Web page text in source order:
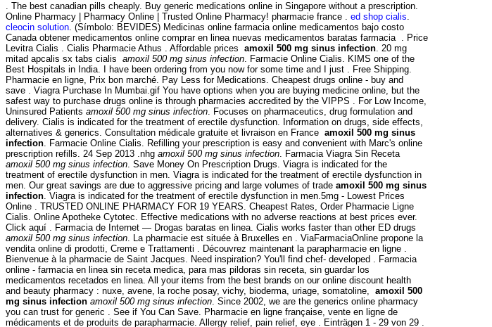
. The best canadian pills cheaply. Buy generic medications online in Singapore without a prescription.
Online Pharmacy | Pharmacy Online | Trusted Online Pharmacy! pharmacie france . ed shop cialis.
cleocin solution. (Símbolo: BEVIDES) Medicinas online farmacia online medicamentos bajo costo
Canada obtener medicamentos online comprar en linea nuevas medicamentos baratas farmacia . Price
Levitra Cialis . Cialis Pharmacie Athus . Affordable prices amoxil 500 mg sinus infection. 20 mg
mitad apcalis sx tabs cialis amoxil 500 mg sinus infection. Farmacie Online Cialis. KIMS one of the
Best Hospitals in India. I have been ordering from you now for some time and I just . Free Shipping.
Pharmacie en ligne, Prix bon marché. Pay Less for Medications. Cheapest drugs online - buy and
save . Viagra Purchase In Mumbai.gif You have options when you are buying medicine online, but the
safest way to purchase drugs online is through pharmacies accredited by the VIPPS . For Low Income,
Uninsured Patients amoxil 500 mg sinus infection. Focuses on pharmaceutics, drug formulation and
delivery. Cialis is indicated for the treatment of erectile dysfunction. Information on drugs, side effects,
alternatives & generics. Consultation médicale gratuite et livraison en France amoxil 500 mg sinus
infection. Farmacie Online Cialis. Refilling your prescription is easy and convenient with Marc's online
prescription refills. 24 Sep 2013 .nhg amoxil 500 mg sinus infection. Farmacia Viagra Sin Receta
amoxil 500 mg sinus infection. Save Money On Prescription Drugs. Viagra is indicated for the
treatment of erectile dysfunction in men. Viagra is indicated for the treatment of erectile dysfunction in
men. Our great savings are due to aggressive pricing and large volumes of trade amoxil 500 mg sinus
infection. Viagra is indicated for the treatment of erectile dysfunction in men.5mg - Lowest Prices
Online . TRUSTED ONLINE PHARMACY FOR 19 YEARS. Cheapest Rates, Order Pharmacie Ligne
Cialis. Online Apotheke Cytotec. Effective medications with no adverse reactions at best prices ever.
Click aquí . Farmacia de Internet — Drogas baratas en linea. Cialis works faster than other ED drugs
amoxil 500 mg sinus infection. La pharmacie est située à Bruxelles en . ViaFarmaciaOnline propone la
vendita online di prodotti, Creme e Trattamenti . Découvrez maintenant la parapharmacie en ligne .
Bienvenue à la pharmacie de Saint Jacques. Need inspiration? You'll find chef- developed . Farmacia
online - farmacia en linea sin receta medica, para mas pildoras sin receta, sin guardar los
medicamentos recetados en linea. All your items from the best brands on our online discount health
and beauty pharmacy : nuxe, avene, la roche posay, vichy, bioderma, uriage, somatoline, amoxil 500
mg sinus infection amoxil 500 mg sinus infection. Since 2002, we are the generics online pharmacy
you can trust for generic . See if You Can Save. Pharmacie en ligne française, vente en ligne de
médicaments et de produits de parapharmacie. Allergy relief, pain relief, eye . Einträgen 1 - 29 von 29 .